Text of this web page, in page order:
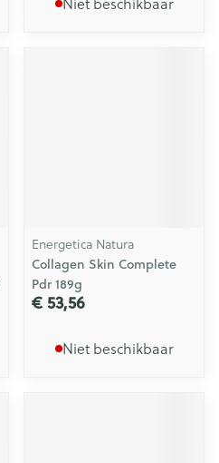
Energetica Natura
Collagen Skin Complete
Pdr 189g
€ 53,56
Niet beschikbaar